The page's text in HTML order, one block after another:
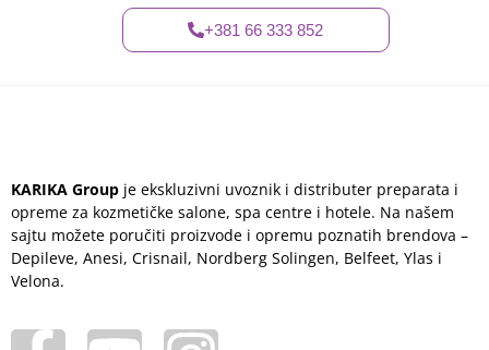
+381 66 333 852
KARIKA Group je ekskluzivni uvoznik i distributer preparata i
opreme za kozmetičke salone, spa centre i hotele. Na našem
sajtu možete poručiti proizvode i opremu poznatih brendova –
Depileve, Anesi, Crisnail, Nordberg Solingen, Belfeet, Ylas i
Velona.